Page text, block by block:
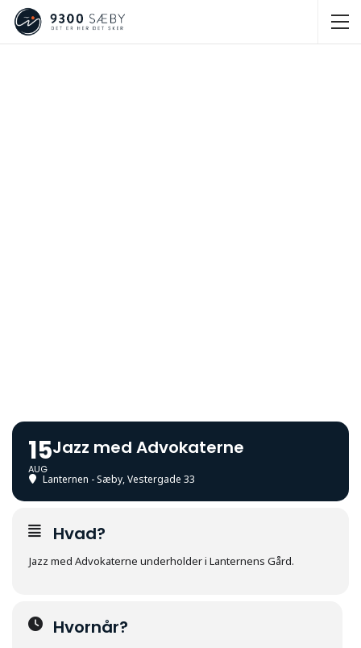
15
AUG
Jazz med Advokaterne
Lanternen - Sæby, Vestergade 33
Hvad?
Jazz med Advokaterne underholder i Lanternens Gård.
Hvornår?